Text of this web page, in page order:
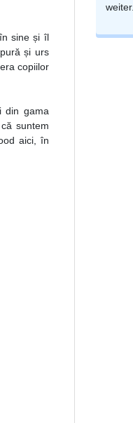
sine și îl
și urs
copiilor
din gama
suntem
aici, în
weiter.